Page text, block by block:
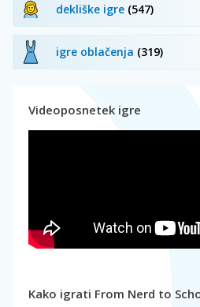
dekliške igre (547)
igre oblačenja (319)
Videoposnetek igre
Kako igrati From Nerd to